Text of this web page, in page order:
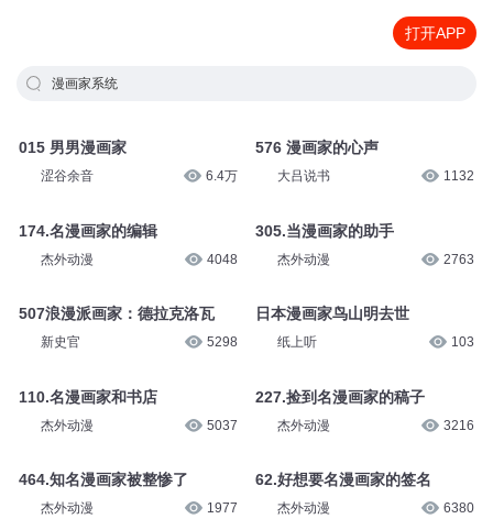
打开APP
漫画家系统
015 男男漫画家
涩谷余音 6.4万
174.名漫画家的编辑
杰外动漫 4048
507浪漫派画家：德拉克洛瓦
新史官 5298
110.名漫画家和书店
杰外动漫 5037
464.知名漫画家被整惨了
杰外动漫 1977
576 漫画家的心声
大吕说书 1132
305.当漫画家的助手
杰外动漫 2763
日本漫画家鸟山明去世
纸上听 103
227.捡到名漫画家的稿子
杰外动漫 3216
62.好想要名漫画家的签名
杰外动漫 6380